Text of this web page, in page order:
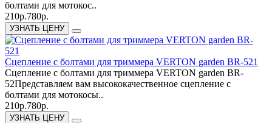
болтами для мотокос..
210р.780р.
УЗНАТЬ ЦЕНУ
Сцепление с болтами для триммера VERTON garden BR-521
Сцепление с болтами для триммера VERTON garden BR-
52Представляем вам высококачественное сцепление с
болтами для мотокосы..
210р.780р.
УЗНАТЬ ЦЕНУ